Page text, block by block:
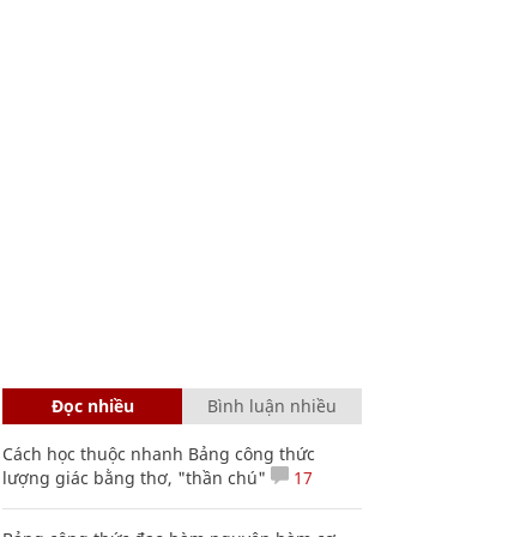
Đọc nhiều Bình luận nhiều
Cách học thuộc nhanh Bảng công thức
lượng giác bằng thơ, "thần chú"
17